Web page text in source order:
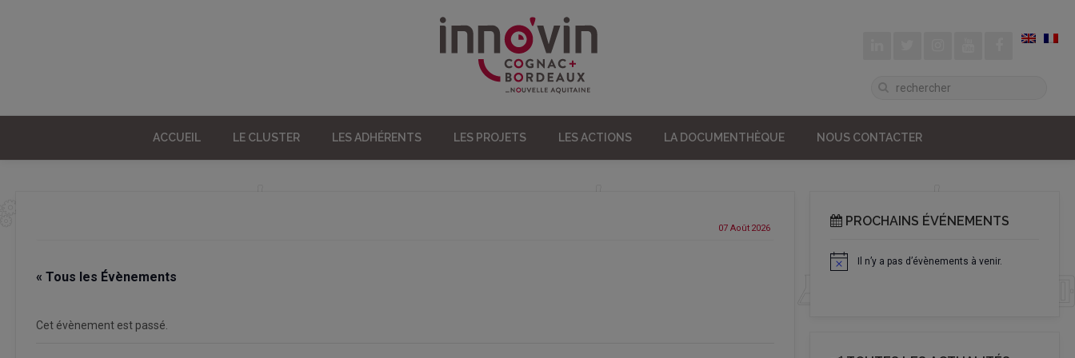
ACCUEIL LE CLUSTER LES ADHÉRENTS LES PROJETS LES ACTIONS LA DOCUMENTHÈQUE NOUS CONTACTER
07 Août 2026
« Tous les Évènements
Cet évènement est passé.
PROCHAINS ÉVÉNEMENTS
Notice Il n’y a pas d’évènements à venir.